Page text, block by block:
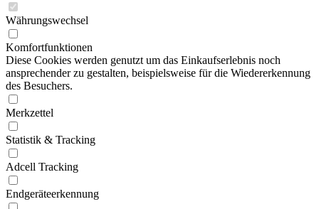
Währungswechsel
Komfortfunktionen
Diese Cookies werden genutzt um das Einkaufserlebnis noch
ansprechender zu gestalten, beispielsweise für die Wiedererkennung
des Besuchers.
Merkzettel
Statistik & Tracking
Adcell Tracking
Endgeräteerkennung